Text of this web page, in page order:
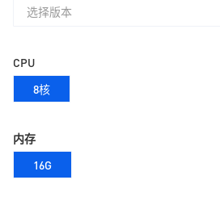
选择版本
CPU
8核
内存
16G